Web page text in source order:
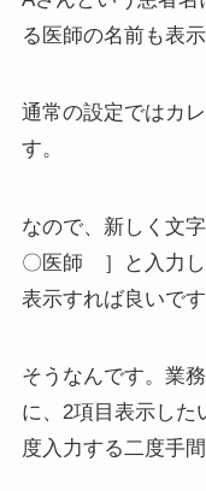
る医師の名前も表
通常の設定ではカ
す。
なので、新しく文
〇医師 ］と入力し
表示すれば良いです
そうなんです。 業
に、2項目表示した
度入力する二度手